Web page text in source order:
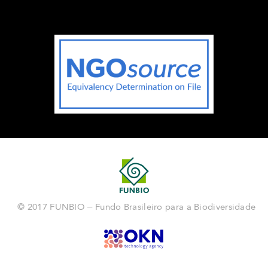
© 2017 FUNBIO – Fundo Brasileiro para a Biodiversidade